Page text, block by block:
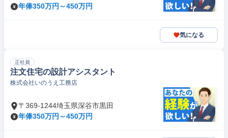
年俸350万円～450万円
気になる
正社員
注文住宅の設計アシスタント
株式会社いのうえ工務店
〒369-1244埼玉県深谷市黒田
年俸350万円～450万円